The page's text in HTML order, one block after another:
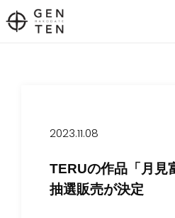
2023.11.08
TERUの作品「月見
抽選販売が決定